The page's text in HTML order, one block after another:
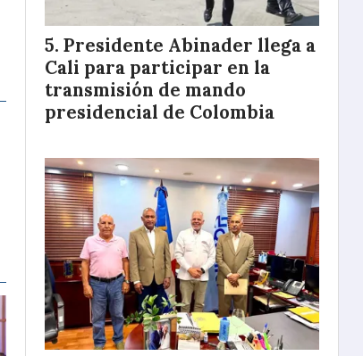
Presidente Abinader llega a
Cali para participar en la
transmisión de mando
presidencial de Colombia